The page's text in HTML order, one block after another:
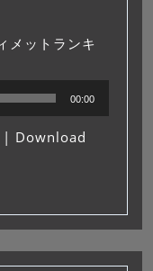
メットランキ
00:00
| Download